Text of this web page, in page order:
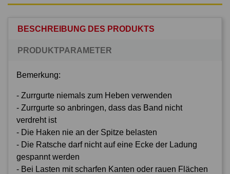
BESCHREIBUNG DES PRODUKTS
PRODUKTPARAMETER
Bemerkung:
- Zurrgurte niemals zum Heben verwenden
- Zurrgurte so anbringen, dass das Band nicht
verdreht ist
- Die Haken nie an der Spitze belasten
- Die Ratsche darf nicht auf eine Ecke der Ladung
gespannt werden
- Bei Lasten mit scharfen Kanten oder rauen Flächen